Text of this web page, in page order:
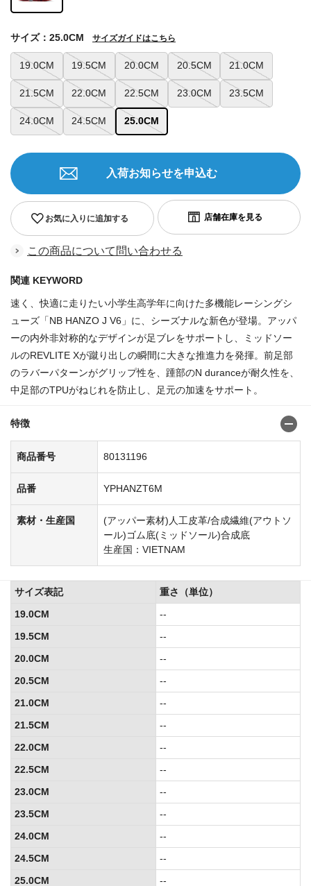
19.0CM 19.5CM 20.0CM 20.5CM 21.0CM
21.5CM 22.0CM 22.5CM 23.0CM 23.5CM
24.0CM 24.5CM 25.0CM
サイズ：25.0CM サイズガイドはこちら
お気に入りに追加する
入荷お知らせを申込む
この商品について問い合わせる
関連 KEYWORD
速く、快適に走りたい小学生高学年に向けた多機能レーシングシ
ューズ「NB HANZO J V6」に、シーズナルな新色が登場。アッパ
ーの内外非対称的なデザインが足ブレをサポートし、ミッドソー
ルのREVLITE Xが蹴り出しの瞬間に大きな推進力を発揮。前足部
のラバーパターンがグリップ性を、踵部のN duranceが耐久性を、
中足部のTPUがねじれを防止し、足元の加速をサポート。
特徴
商品番号 80131196
品番 YPHANZT6M
素材・生産国
(アッパー素材)人工皮革/合成繊維(アウトソ
ール)ゴム底(ミッドソール)合成底
生産国：VIETNAM
サイズ表記
重さ（単位）
19.0CM
--
19.5CM
--
20.0CM
--
20.5CM
--
21.0CM
--
21.5CM
--
22.0CM
--
22.5CM
--
23.0CM
--
23.5CM
--
24.0CM
--
24.5CM
--
25.0CM
--